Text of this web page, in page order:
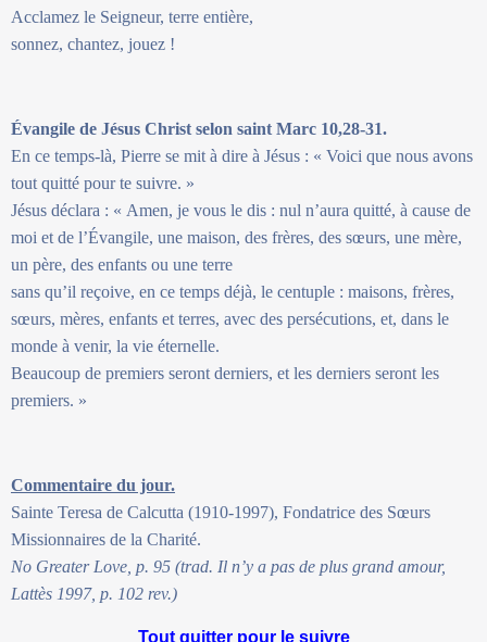
Acclamez le Seigneur, terre entière,
sonnez, chantez, jouez !
Évangile de Jésus Christ selon saint Marc 10,28-31.
En ce temps-là, Pierre se mit à dire à Jésus : « Voici que nous avons
tout quitté pour te suivre. »
Jésus déclara : « Amen, je vous le dis : nul n’aura quitté, à cause de
moi et de l’Évangile, une maison, des frères, des sœurs, une mère,
un père, des enfants ou une terre
sans qu’il reçoive, en ce temps déjà, le centuple : maisons, frères,
sœurs, mères, enfants et terres, avec des persécutions, et, dans le
monde à venir, la vie éternelle.
Beaucoup de premiers seront derniers, et les derniers seront les
premiers. »
Commentaire du jour.
Sainte Teresa de Calcutta (1910-1997), Fondatrice des Sœurs
Missionnaires de la Charité.
No Greater Love, p. 95 (trad. Il n’y a pas de plus grand amour,
Lattès 1997, p. 102 rev.)
Tout quitter pour le suivre